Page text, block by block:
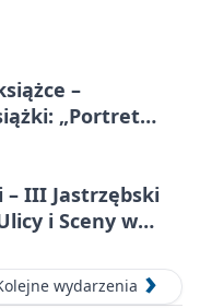
–
„Portret
III Jastrzębski
i Sceny w
wydarzenia